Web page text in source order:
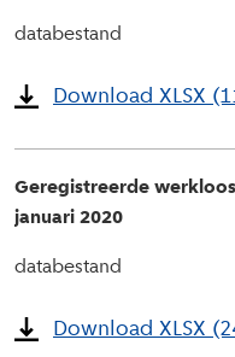
databestand
Download XLSX
Geregistreerde
januari 2020
databestand
Download XLSX